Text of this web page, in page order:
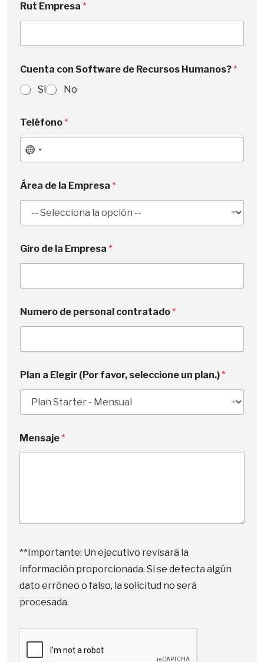
Rut Empresa *
Cuenta con Software de Recursos Humanos?*
Si
No
Teléfono*
N
o
r
y
t
d
Área de la Empresa *
Giro de la Empresa *
Numero de personal contratado*
Plan a Elegir (Por favor, seleccione un plan.)*
Mensaje*
o
t
r
t
d
**Importante: Un ejecutivo revisará la
información proporcionada. Si se detecta algún
dato erróneo o falso, la solicitud no será
procesada.